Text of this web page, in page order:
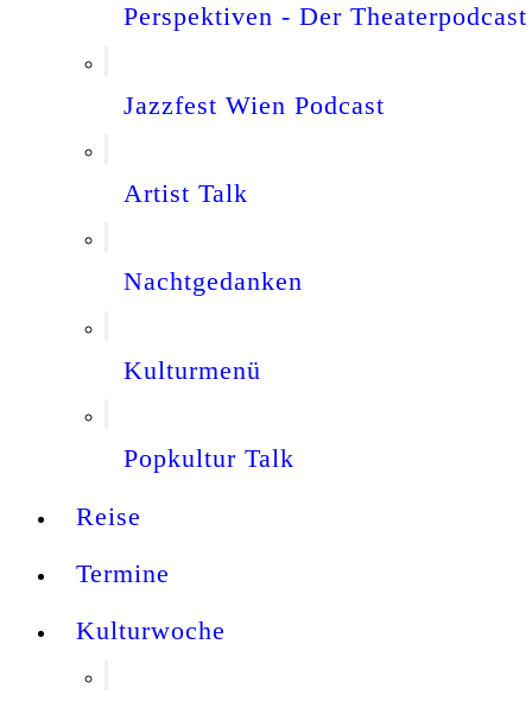
Perspektiven - Der Theaterpodcast
Jazzfest Wien Podcast
Artist Talk
Nachtgedanken
Kulturmenü
Popkultur Talk
Reise
Termine
Kulturwoche